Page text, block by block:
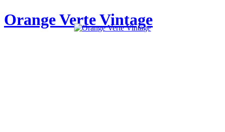
Orange Verte Vintage